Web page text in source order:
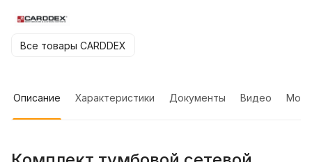
Все товары CARDDEX
Описание Характеристики Документы Видео